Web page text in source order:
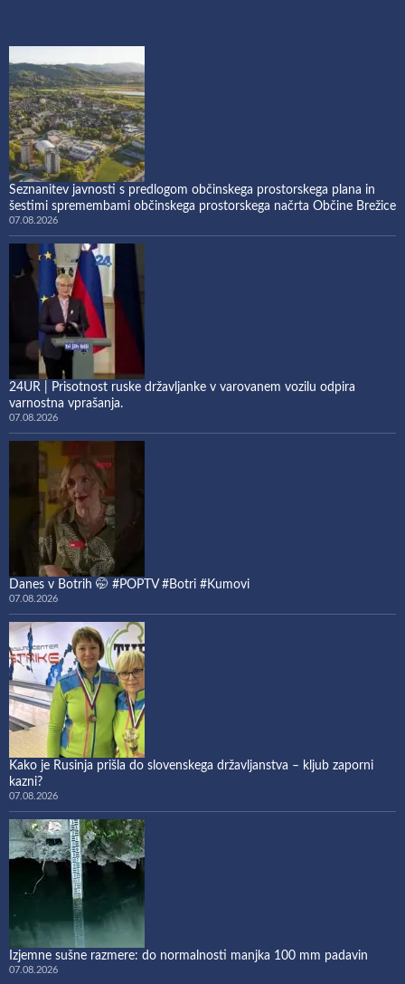
Seznanitev javnosti s predlogom občinskega prostorskega plana in
šestimi spremembami občinskega prostorskega načrta Občine Brežice
07.08.2026
24UR | Prisotnost ruske državljanke v varovanem vozilu odpira
varnostna vprašanja.
07.08.2026
Danes v Botrih 🤭 #POPTV #Botri #Kumovi
07.08.2026
Kako je Rusinja prišla do slovenskega državljanstva – kljub zaporni
kazni?
07.08.2026
Izjemne sušne razmere: do normalnosti manjka 100 mm padavin
07.08.2026